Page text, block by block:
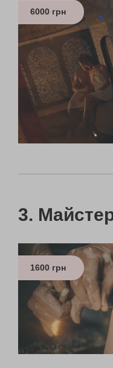
6000 грн
1600 грн